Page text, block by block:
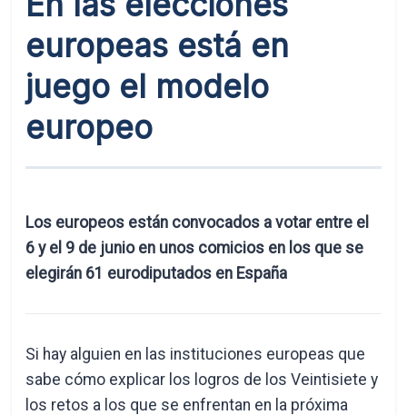
europeas está en
juego el modelo
europeo
Los europeos están convocados a votar entre el
6 y el 9 de junio en unos comicios en los que se
elegirán 61 eurodiputados en España
Si hay alguien en las instituciones europeas que
sabe cómo explicar los logros de los Veintisiete y
los retos a los que se enfrentan en la próxima